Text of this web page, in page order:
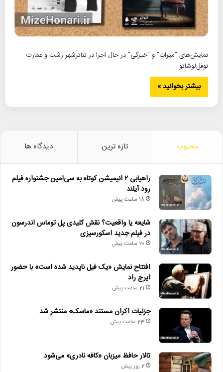
نمایش‌های "میراث" و "خیرگی" در حال اجرا در تئاترشهر رشت و عمارت
نوفل‌لوشاتو
بیشتر بخوانید »
محبوب تازه ترین دیدگاه ها
راهیابی ۲ انیمیشن کوتاه به سی‌امین جشنواره فیلم
رود آیلند
18 ساعت پیش
شایعه یا واقعیت؟ نقش کلیدی پل توماس اندرسون
در فیلم جدید اسکورسیزی
20 ساعت پیش
افتتاح نمایش «یک فیل ناپدید شده است» با حضور
ایرج راد
21 ساعت پیش
جزئیات اکران مستند «ماسک» منتشر شد
23 ساعت پیش
تالار حافظ میزبان «کافه نادری» می‌شود
2 روز پیش